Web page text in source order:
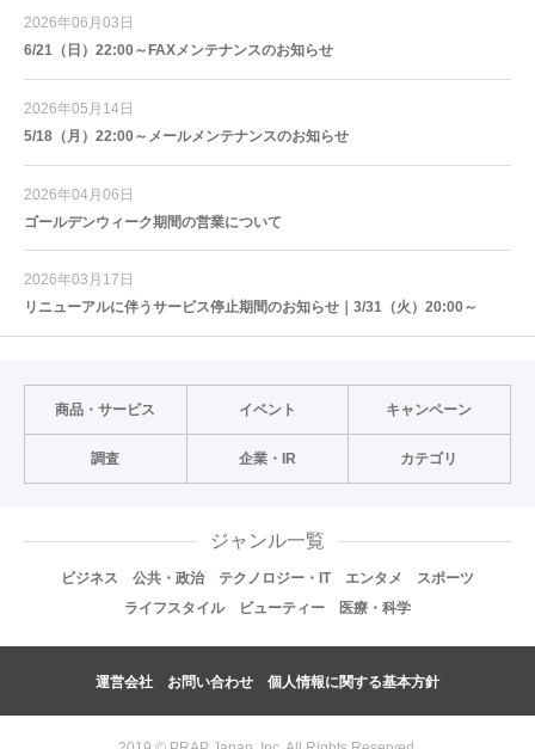
2026年06月03日
6/21（日）22:00～FAXメンテナンスのお知らせ
2026年05月14日
5/18（月）22:00～メールメンテナンスのお知らせ
2026年04月06日
ゴールデンウィーク期間の営業について
2026年03月17日
リニューアルに伴うサービス停止期間のお知らせ｜3/31（火）20:00～
商品・サービス イベント キャンペーン
調査 企業・IR カテゴリ
ジャンル一覧
ビジネス 公共・政治 テクノロジー・IT エンタメ
スポーツ
ライフスタイル
ビューティー 医療・科学
運営会社 お問い合わせ 個人情報に関する基本方針